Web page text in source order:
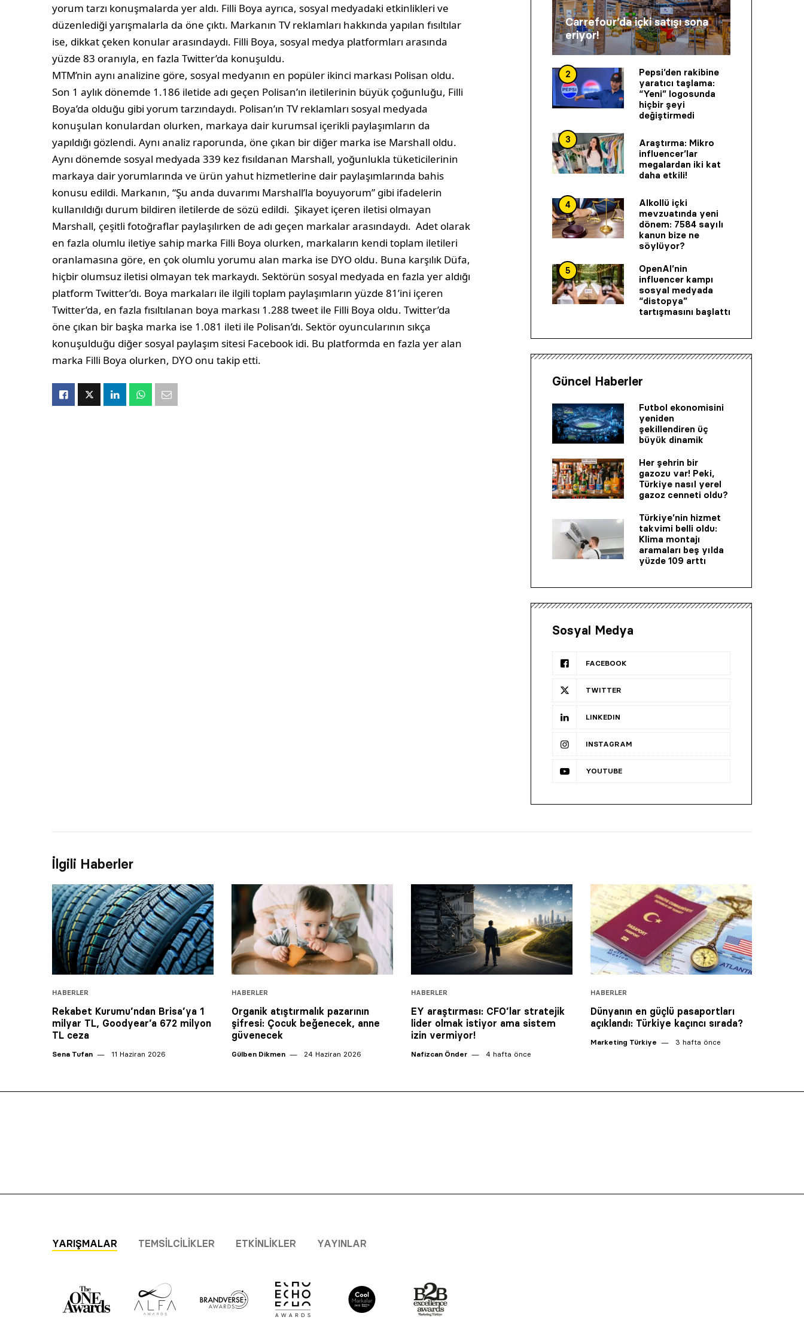
yorum tarzı konuşmalarda yer aldı. Filli Boya ayrıca, sosyal medyadaki etkinlikleri ve
düzenlediği yarışmalarla da öne çıktı. Markanın TV reklamları hakkında yapılan fısıltılar
ise, dikkat çeken konular arasındaydı. Filli Boya, sosyal medya platformları arasında
yüzde 83 oranıyla, en fazla Twitter’da konuşuldu.
MTM’nin aynı analizine göre, sosyal medyanın en popüler ikinci markası Polisan oldu.
Son 1 aylık dönemde 1.186 iletide adı geçen Polisan’ın iletilerinin büyük çoğunluğu, Filli
Boya’da olduğu gibi yorum tarzındaydı. Polisan’ın TV reklamları sosyal medyada
konuşulan konulardan olurken, markaya dair kurumsal içerikli paylaşımların da
yapıldığı gözlendi. Aynı analiz raporunda, öne çıkan bir diğer marka ise Marshall oldu.
Aynı dönemde sosyal medyada 339 kez fısıldanan Marshall, yoğunlukla tüketicilerinin
markaya dair yorumlarında ve ürün yahut hizmetlerine dair paylaşımlarında bahis
konusu edildi. Markanın, “Şu anda duvarımı Marshall’la boyuyorum” gibi ifadelerin
kullanıldığı durum bildiren iletilerde de sözü edildi. Şikayet içeren iletisi olmayan
Marshall, çeşitli fotoğraflar paylaşılırken de adı geçen markalar arasındaydı. Adet olarak
en fazla olumlu iletiye sahip marka Filli Boya olurken, markaların kendi toplam iletileri
oranlamasına göre, en çok olumlu yorumu alan marka ise DYO oldu. Buna karşılık Düfa,
hiçbir olumsuz iletisi olmayan tek markaydı. Sektörün sosyal medyada en fazla yer aldığı
platform Twitter’dı. Boya markaları ile ilgili toplam paylaşımların yüzde 81’ini içeren
Twitter’da, en fazla fısıltılanan boya markası 1.288 tweet ile Filli Boya oldu. Twitter’da
öne çıkan bir başka marka ise 1.081 ileti ile Polisan’dı. Sektör oyuncularının sıkça
konuşulduğu diğer sosyal paylaşım sitesi Facebook idi. Bu platformda en fazla yer alan
marka Filli Boya olurken, DYO onu takip etti.
Carrefour’da içki satışı sona
eriyor!
2
Pepsi’den rakibine
yaratıcı taşlama:
“Yeni” logosunda
hiçbir şeyi
değiştirmedi
3
Araştırma: Mikro
influencer’lar
megalardan iki kat
daha etkili!
4
Alkollü içki
mevzuatında yeni
dönem: 7584 sayılı
kanun bize ne
söylüyor?
5
OpenAI’nin
influencer kampı
sosyal medyada
“distopya”
tartışmasını başlattı
Güncel Haberler
Futbol ekonomisini
yeniden
şekillendiren üç
büyük dinamik
Her şehrin bir
gazozu var! Peki,
Türkiye nasıl yerel
gazoz cenneti oldu?
Türkiye’nin hizmet
takvimi belli oldu:
Klima montajı
aramaları beş yılda
yüzde 109 arttı
Sosyal Medya
FACEBOOK
TWITTER
LINKEDIN
INSTAGRAM
YOUTUBE
İlgili Haberler
HABERLER
Rekabet Kurumu’ndan Brisa’ya 1
milyar TL, Goodyear’a 672 milyon
TL ceza
Sena Tufan 11 Haziran 2026
HABERLER
Organik atıştırmalık pazarının
şifresi: Çocuk beğenecek, anne
güvenecek
Gülben Dikmen 24 Haziran 2026
HABERLER
EY araştırması: CFO’lar stratejik
lider olmak istiyor ama sistem
izin vermiyor!
Nafizcan Önder 4 hafta önce
HABERLER
Dünyanın en güçlü pasaportları
açıklandı: Türkiye kaçıncı sırada?
Marketing Türkiye 3 hafta önce
YARIŞMALAR TEMSILCILIKLER ETKINLIKLER YAYINLAR